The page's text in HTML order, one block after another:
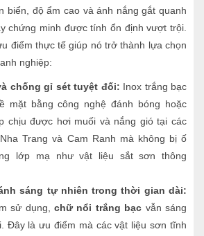
biển, độ ẩm cao và ánh nắng gắt quanh
chứng minh được tính ổn định vượt trội.
điểm thực tế giúp nó trở thành lựa chọn
nghiệp:
chống gỉ sét tuyệt đối: Inox trắng bạc
mặt bằng công nghệ đánh bóng hoặc
chịu được hơi muối và nắng gió tại các
Trang và Cam Ranh mà không bị ố
lớp mạ như vật liệu sắt sơn thông
sáng tự nhiên trong thời gian dài:
sử dụng, chữ nổi trắng bạc vẫn sáng
Đây là ưu điểm mà các vật liệu sơn tĩnh